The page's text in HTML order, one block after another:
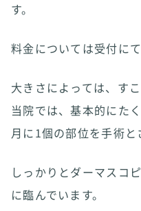
す。
料金については受付に
大きさによっては、す
当院では、基本的にた
月に1個の部位を手術と
しっかりとダーマスコ
に臨んでいます。